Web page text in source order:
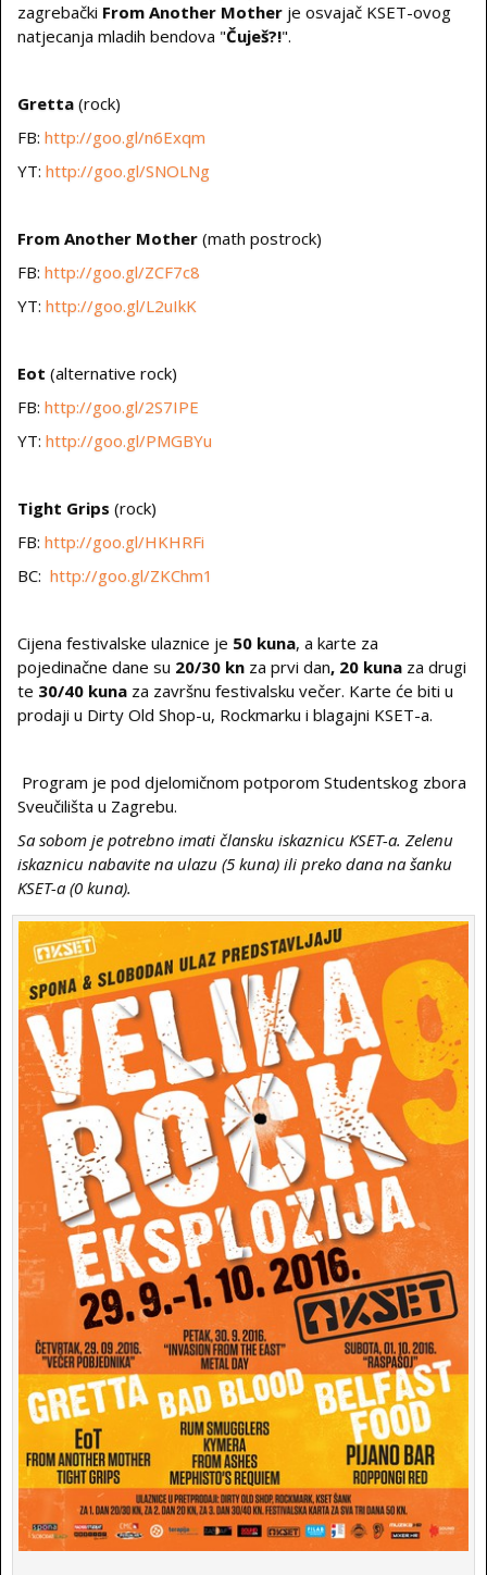
zagrebački From Another Mother je osvajač KSET-ovog
natjecanja mladih bendova "Čuješ?!".
Gretta (rock)
FB: http://goo.gl/n6Exqm
YT: http://goo.gl/SNOLNg
From Another Mother (math postrock)
FB: http://goo.gl/ZCF7c8
YT: http://goo.gl/L2uIkK
Eot (alternative rock)
FB: http://goo.gl/2S7IPE
YT: http://goo.gl/PMGBYu
Tight Grips (rock)
FB: http://goo.gl/HKHRFi
BC: http://goo.gl/ZKChm1
Cijena festivalske ulaznice je 50 kuna, a karte za
pojedinačne dane su 20/30 kn za prvi dan, 20 kuna za drugi
te 30/40 kuna za završnu festivalsku večer. Karte će biti u
prodaji u Dirty Old Shop-u, Rockmarku i blagajni KSET-a.
Program je pod djelomičnom potporom Studentskog zbora
Sveučilišta u Zagrebu.
Sa sobom je potrebno imati člansku iskaznicu KSET-a. Zelenu
iskaznicu nabavite na ulazu (5 kuna) ili preko dana na šanku
KSET-a (0 kuna).